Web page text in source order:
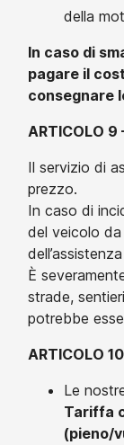
della
In caso di
pagare il
consegnare
ARTICOLO 9
Il servizio di
prezzo.
In caso di
del veicolo
È
strade,
potrebbe
ARTICOLO
Le
Tariffa
(pieno/